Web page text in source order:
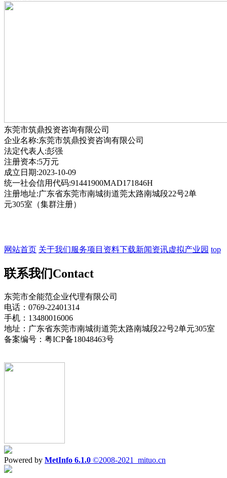
东莞市筑鼎投资咨询有限公司
企业名称:东莞市筑鼎投资咨询有限公司
法定代表人:彭强
注册资本:5万元
成立日期:2023-10-09
统一社会信用代码:91441900MAD171846H
注册地址:广东省东莞市南城街道莞太路南城段22号2单
元305室（集群注册）
网站首页 关于我们服务项目 资料下载新闻资讯虚拟产业园 top
联系我们Contact
东莞市全能范企业代理有限公司
电话：0769-22401314
手机：13480016006
地址：广东省东莞市南城街道莞太路南城段22号2单元305室
备案编号：粤ICP备18048463号
Powered by MetInfo 6.1.0 ©2008-2021 mituo.cn